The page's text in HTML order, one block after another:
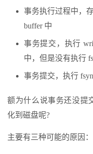
事务执行过程中，
buffer 中
事务提交，执行
中，但是没有执行
事务提交，执行
额为什么说事务还没提
化到磁盘呢?
主要有三种可能的原因：